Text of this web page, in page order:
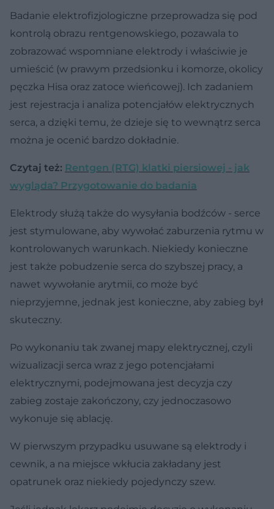
Badanie elektrofizjologiczne przeprowadza się pod
kontrolą obrazu rentgenowskiego, pozawala to
zobrazować wspomniane elektrody i właściwie je
umieścić (w prawym przedsionku i komorze, okolicy
pęczka Hisa oraz zatoce wieńcowej). Ich zadaniem
jest rejestracja i analiza potencjałów elektrycznych
serca, a dzięki temu, że dzieje się to wewnątrz serca
można je ocenić bardzo dokładnie.
Czytaj też: Rentgen (RTG) klatki piersiowej - jak
wygląda? Przygotowanie do badania
Elektrody służą także do wysyłania bodźców - serce
jest stymulowane, aby wywołać zaburzenia rytmu w
kontrolowanych warunkach. Niekiedy konieczne
jest także pobudzenie serca do szybszej pracy, a
nawet wywołanie arytmii, co może być
nieprzyjemne, jednak jest konieczne, aby zabieg był
skuteczny.
Po wykonaniu tak zwanej mapy elektrycznej, czyli
wizualizacji serca wraz z jego potencjałami
elektrycznymi, podejmowana jest decyzja czy
zabieg zostaje zakończony, czy jednoczasowo
wykonuje się ablację.
W pierwszym przypadku usuwane są elektrody i
cewnik, a na miejsce wkłucia zakładany jest
opatrunek oraz niekiedy pojedynczy szew.